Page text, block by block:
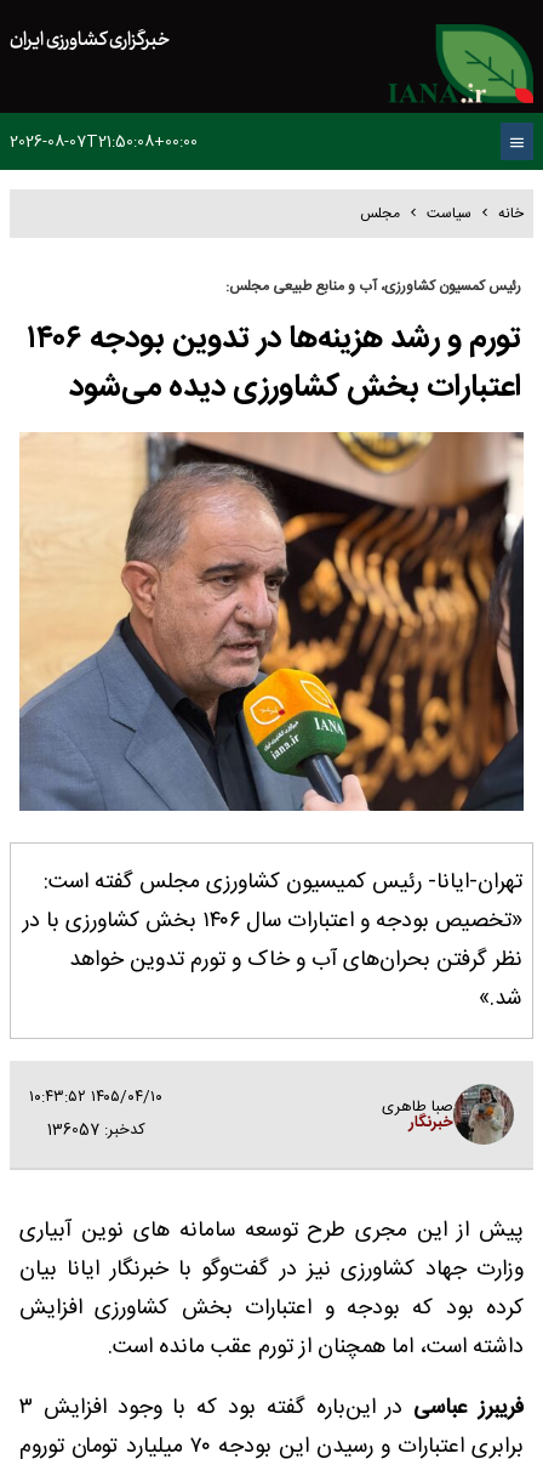
خبرگزاری کشاورزی ایران
2026-08-07T21:50:08+00:00
خانه سیاست مجلس
رئیس کمسیون کشاورزی، آب و منابع طبیعی مجلس:
تورم و رشد هزینه‌ها در تدوین بودجه ۱۴۰۶
اعتبارات بخش کشاورزی دیده می‌شود
تهران-ایانا- رئیس کمیسیون کشاورزی مجلس گفته است:
«تخصیص بودجه و اعتبارات سال ۱۴۰۶ بخش کشاورزی با در
نظر گرفتن بحران‌های آب و خاک و تورم تدوین خواهد
شد.»
صبا طاهری
خبرنگار
۱۴۰۵/۰۴/۱۰ ۱۰:۴۳:۵۲
کدخبر: 136057
پیش از این مجری طرح توسعه سامانه های نوین آبیاری
وزارت جهاد کشاورزی نیز در گفت‌وگو با خبرنگار ایانا بیان
کرده بود که بودجه و اعتبارات بخش کشاورزی افزایش
داشته است، اما همچنان از تورم عقب مانده است.
فریبرز عباسی
در این‌باره گفته بود که با وجود افزایش ۳
برابری اعتبارات و رسیدن این بودجه ۷۰ میلیارد تومان توروم